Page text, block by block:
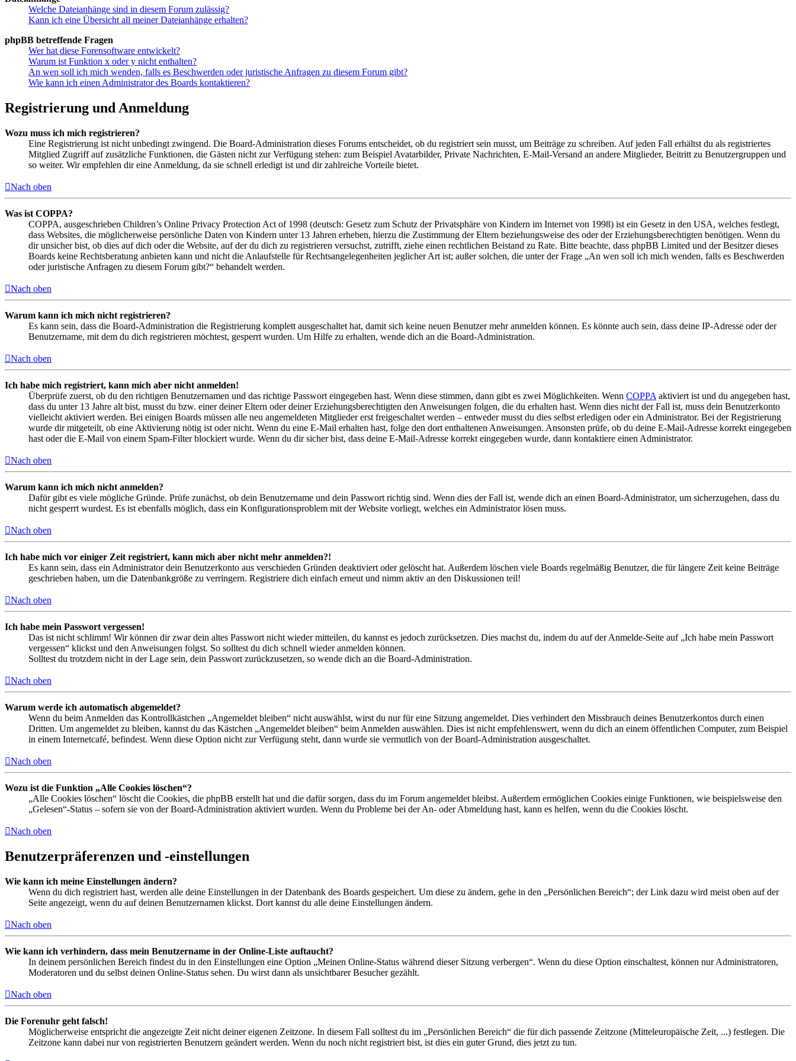
Welche Dateianhänge sind in diesem Forum zulässig?
Kann ich eine Übersicht all meiner Dateianhänge erhalten?
phpBB betreffende Fragen
Wer hat diese Forensoftware entwickelt?
Warum ist Funktion x oder y nicht enthalten?
An wen soll ich mich wenden, falls es Beschwerden oder juristische Anfragen zu diesem Forum gibt?
Wie kann ich einen Administrator des Boards kontaktieren?
Registrierung und Anmeldung
Wozu muss ich mich registrieren?
Eine Registrierung ist nicht unbedingt zwingend. Die Board-Administration dieses Forums entscheidet, ob du registriert sein musst, um Beiträge zu schreiben. Auf jeden Fall erhältst du als registriertes
Mitglied Zugriff auf zusätzliche Funktionen, die Gästen nicht zur Verfügung stehen: zum Beispiel Avatarbilder, Private Nachrichten, E-Mail-Versand an andere Mitglieder, Beitritt zu Benutzergruppen und
so weiter. Wir empfehlen dir eine Anmeldung, da sie schnell erledigt ist und dir zahlreiche Vorteile bietet.
Nach oben
Was ist COPPA?
COPPA, ausgeschrieben Children’s Online Privacy Protection Act of 1998 (deutsch: Gesetz zum Schutz der Privatsphäre von Kindern im Internet von 1998) ist ein Gesetz in den USA, welches festlegt,
dass Websites, die möglicherweise persönliche Daten von Kindern unter 13 Jahren erheben, hierzu die Zustimmung der Eltern beziehungsweise des oder der Erziehungsberechtigten benötigen. Wenn du
dir unsicher bist, ob dies auf dich oder die Website, auf der du dich zu registrieren versuchst, zutrifft, ziehe einen rechtlichen Beistand zu Rate. Bitte beachte, dass phpBB Limited und der Besitzer dieses
Boards keine Rechtsberatung anbieten kann und nicht die Anlaufstelle für Rechtsangelegenheiten jeglicher Art ist; außer solchen, die unter der Frage „An wen soll ich mich wenden, falls es Beschwerden
oder juristische Anfragen zu diesem Forum gibt?“ behandelt werden.
Nach oben
Warum kann ich mich nicht registrieren?
Es kann sein, dass die Board-Administration die Registrierung komplett ausgeschaltet hat, damit sich keine neuen Benutzer mehr anmelden können. Es könnte auch sein, dass deine IP-Adresse oder der
Benutzername, mit dem du dich registrieren möchtest, gesperrt wurden. Um Hilfe zu erhalten, wende dich an die Board-Administration.
Nach oben
Ich habe mich registriert, kann mich aber nicht anmelden!
Überprüfe zuerst, ob du den richtigen Benutzernamen und das richtige Passwort eingegeben hast. Wenn diese stimmen, dann gibt es zwei Möglichkeiten. Wenn COPPA aktiviert ist und du angegeben hast,
dass du unter 13 Jahre alt bist, musst du bzw. einer deiner Eltern oder deiner Erziehungsberechtigten den Anweisungen folgen, die du erhalten hast. Wenn dies nicht der Fall ist, muss dein Benutzerkonto
vielleicht aktiviert werden. Bei einigen Boards müssen alle neu angemeldeten Mitglieder erst freigeschaltet werden – entweder musst du dies selbst erledigen oder ein Administrator. Bei der Registrierung
wurde dir mitgeteilt, ob eine Aktivierung nötig ist oder nicht. Wenn du eine E-Mail erhalten hast, folge den dort enthaltenen Anweisungen. Ansonsten prüfe, ob du deine E-Mail-Adresse korrekt eingegeben
hast oder die E-Mail von einem Spam-Filter blockiert wurde. Wenn du dir sicher bist, dass deine E-Mail-Adresse korrekt eingegeben wurde, dann kontaktiere einen Administrator.
Nach oben
Warum kann ich mich nicht anmelden?
Dafür gibt es viele mögliche Gründe. Prüfe zunächst, ob dein Benutzername und dein Passwort richtig sind. Wenn dies der Fall ist, wende dich an einen Board-Administrator, um sicherzugehen, dass du
nicht gesperrt wurdest. Es ist ebenfalls möglich, dass ein Konfigurationsproblem mit der Website vorliegt, welches ein Administrator lösen muss.
Nach oben
Ich habe mich vor einiger Zeit registriert, kann mich aber nicht mehr anmelden?!
Es kann sein, dass ein Administrator dein Benutzerkonto aus verschieden Gründen deaktiviert oder gelöscht hat. Außerdem löschen viele Boards regelmäßig Benutzer, die für längere Zeit keine Beiträge
geschrieben haben, um die Datenbankgröße zu verringern. Registriere dich einfach erneut und nimm aktiv an den Diskussionen teil!
Nach oben
Ich habe mein Passwort vergessen!
Das ist nicht schlimm! Wir können dir zwar dein altes Passwort nicht wieder mitteilen, du kannst es jedoch zurücksetzen. Dies machst du, indem du auf der Anmelde-Seite auf „Ich habe mein Passwort
vergessen“ klickst und den Anweisungen folgst. So solltest du dich schnell wieder anmelden können.
Solltest du trotzdem nicht in der Lage sein, dein Passwort zurückzusetzen, so wende dich an die Board-Administration.
Nach oben
Warum werde ich automatisch abgemeldet?
Wenn du beim Anmelden das Kontrollkästchen „Angemeldet bleiben“ nicht auswählst, wirst du nur für eine Sitzung angemeldet. Dies verhindert den Missbrauch deines Benutzerkontos durch einen
Dritten. Um angemeldet zu bleiben, kannst du das Kästchen „Angemeldet bleiben“ beim Anmelden auswählen. Dies ist nicht empfehlenswert, wenn du dich an einem öffentlichen Computer, zum Beispiel
in einem Internetcafé, befindest. Wenn diese Option nicht zur Verfügung steht, dann wurde sie vermutlich von der Board-Administration ausgeschaltet.
Nach oben
Wozu ist die Funktion „Alle Cookies löschen“?
„Alle Cookies löschen“ löscht die Cookies, die phpBB erstellt hat und die dafür sorgen, dass du im Forum angemeldet bleibst. Außerdem ermöglichen Cookies einige Funktionen, wie beispielsweise den
„Gelesen“-Status – sofern sie von der Board-Administration aktiviert wurden. Wenn du Probleme bei der An- oder Abmeldung hast, kann es helfen, wenn du die Cookies löscht.
Nach oben
Benutzerpräferenzen und -einstellungen
Wie kann ich meine Einstellungen ändern?
Wenn du dich registriert hast, werden alle deine Einstellungen in der Datenbank des Boards gespeichert. Um diese zu ändern, gehe in den „Persönlichen Bereich“; der Link dazu wird meist oben auf der
Seite angezeigt, wenn du auf deinen Benutzernamen klickst. Dort kannst du alle deine Einstellungen ändern.
Nach oben
Wie kann ich verhindern, dass mein Benutzername in der Online-Liste auftaucht?
In deinem persönlichen Bereich findest du in den Einstellungen eine Option „Meinen Online-Status während dieser Sitzung verbergen“. Wenn du diese Option einschaltest, können nur Administratoren,
Moderatoren und du selbst deinen Online-Status sehen. Du wirst dann als unsichtbarer Besucher gezählt.
Nach oben
Die Forenuhr geht falsch!
Möglicherweise entspricht die angezeigte Zeit nicht deiner eigenen Zeitzone. In diesem Fall solltest du im „Persönlichen Bereich“ die für dich passende Zeitzone (Mitteleuropäische Zeit, ...) festlegen. Die
Zeitzone kann dabei nur von registrierten Benutzern geändert werden. Wenn du noch nicht registriert bist, ist dies ein guter Grund, dies jetzt zu tun.